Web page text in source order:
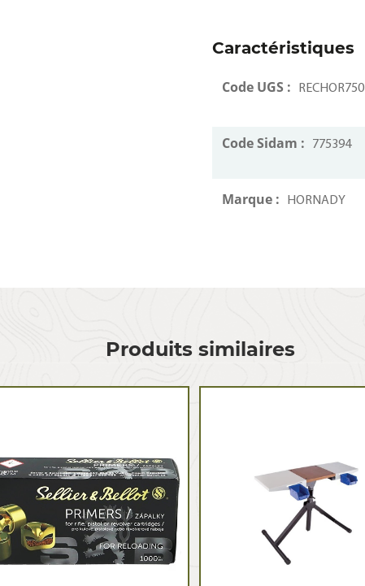
Caractéristiques
Code UGS : RECHOR750
Code Sidam : 775394
Marque : HORNADY
Produits similaires